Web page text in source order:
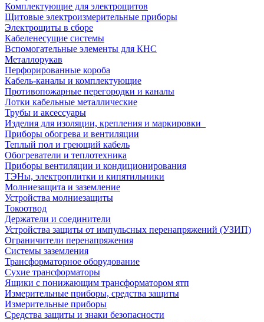
Комплектующие для электрощитов
Щитовые электроизмерительные приборы
Электрощиты в сборе
Кабеленесущие системы
Вспомогательные элементы для КНС
Металлорукав
Перфорированные короба
Кабель-каналы и комплектующие
Противопожарные перегородки и каналы
Лотки кабельные металлические
Трубы и аксессуары
Изделия для изоляции, крепления и маркировки
Приборы обогрева и вентиляции
Теплый пол и греющий кабель
Обогреватели и теплотехника
Приборы вентиляции и кондиционирования
ТЭНы, электроплитки и кипятильники
Молниезащита и заземление
Устройства молниезащиты
Токоотвод
Держатели и соединители
Устройства защиты от импульсных перенапряжений (УЗИП)
Ограничители перенапряжения
Системы заземления
Трансформаторное оборудование
Сухие трансформаторы
Ящики с понижающим трансформатором ятп
Измерительные приборы, средства защиты
Измерительные приборы
Средства защиты и знаки безопасности